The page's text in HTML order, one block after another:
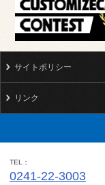
サイトポリシー
リンク
TEL
0241-22-3003